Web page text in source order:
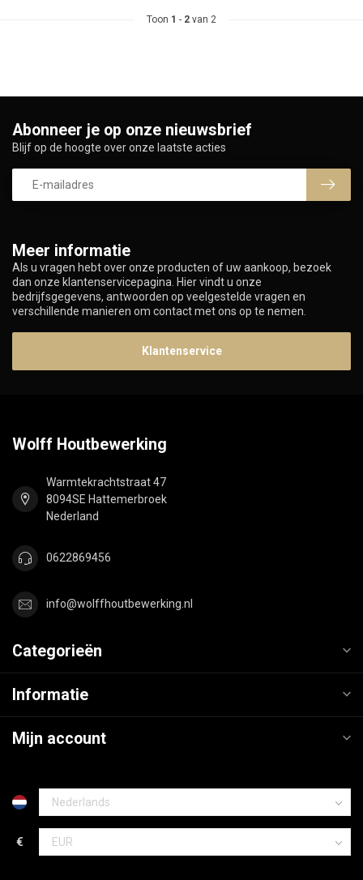
Toon 1 - 2 van 2
Meer informatie
Als u vragen hebt over onze producten of uw aankoop, bezoek
dan onze klantenservicepagina. Hier vindt u onze
bedrijfsgegevens, antwoorden op veelgestelde vragen en
verschillende manieren om contact met ons op te nemen.
Klantenservice
Abonneer je op onze nieuwsbrief
Blijf op de hoogte over onze laatste acties
Wolff Houtbewerking
Warmtekrachtstraat 47
8094SE Hattemerbroek
Nederland
0622869456
info@wolffhoutbewerking.nl
Categorieën
Informatie
Mijn account
€